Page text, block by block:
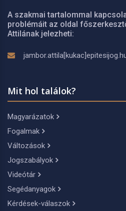
A szakmai tartalommal
problémáit az oldal
Attilának jelezheti:
Mit hol találok?
Magyarázatok
Fogalmak
Változások
Jogszabályok
Videótár
Segédanyagok
Kérdések-válaszok